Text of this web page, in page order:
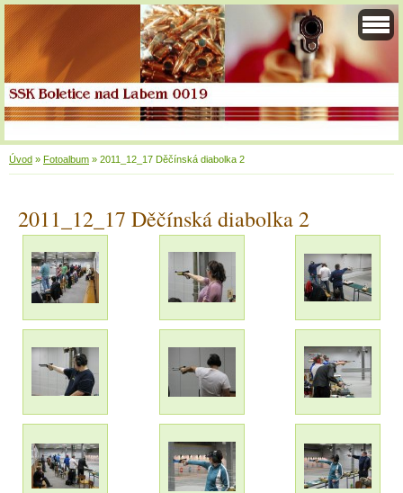
Úvod » Fotoalbum » 2011_12_17 Děčínská diabolka 2
2011_12_17 Děčínská diabolka 2